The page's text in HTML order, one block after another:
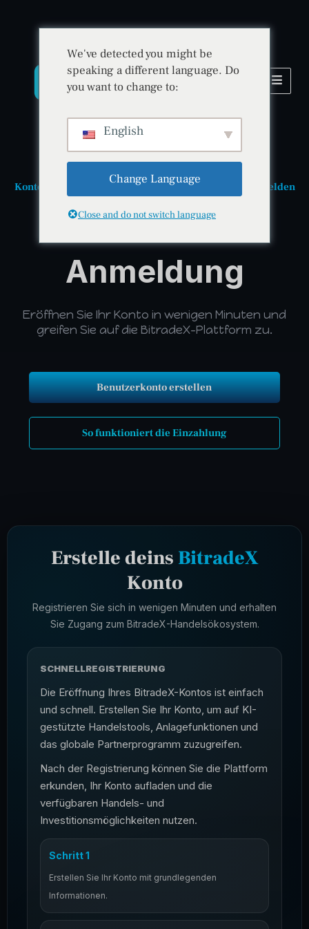
Konto erstellen • Jetzt starten • Jetzt bei BitradeX anmelden
BitradeX-
Anmeldung
Eröffnen Sie Ihr Konto in wenigen Minuten und
greifen Sie auf die BitradeX-Plattform zu.
Benutzerkonto erstellen
So funktioniert die Einzahlung
Erstelle deins BitradeX
Konto
Registrieren Sie sich in wenigen Minuten und erhalten
Sie Zugang zum BitradeX-Handelsökosystem.
SCHNELLREGISTRIERUNG
Die Eröffnung Ihres BitradeX-Kontos ist einfach
und schnell. Erstellen Sie Ihr Konto, um auf KI-
gestützte Handelstools, Anlagefunktionen und
das globale Partnerprogramm zuzugreifen.
Nach der Registrierung können Sie die Plattform
erkunden, Ihr Konto aufladen und die
verfügbaren Handels- und
Investitionsmöglichkeiten nutzen.
Schritt 1
Erstellen Sie Ihr Konto mit grundlegenden
Informationen.
We've detected you might be
speaking a different language. Do
you want to change to:
English
Change Language
Close and do not switch language